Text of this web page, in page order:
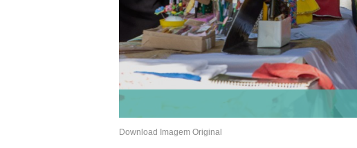
Download Imagem Original